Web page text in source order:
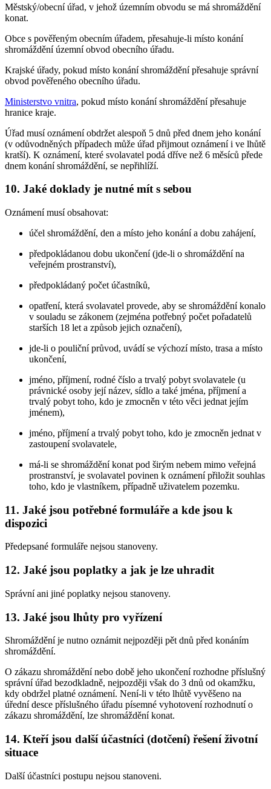
Městský/obecní úřad, v jehož územním obvodu se má shromáždění
konat.
Obce s pověřeným obecním úřadem, přesahuje-li místo konání
shromáždění územní obvod obecního úřadu.
Krajské úřady, pokud místo konání shromáždění přesahuje správní
obvod pověřeného obecního úřadu.
Ministerstvo vnitra, pokud místo konání shromáždění přesahuje
hranice kraje.
Úřad musí oznámení obdržet alespoň 5 dnů před dnem jeho konání
(v odůvodněných případech může úřad přijmout oznámení i ve lhůtě
kratší). K oznámení, které svolavatel podá dříve než 6 měsíců přede
dnem konání shromáždění, se nepřihlíží.
10. Jaké doklady je nutné mít s sebou
Oznámení musí obsahovat:
účel shromáždění, den a místo jeho konání a dobu zahájení,
předpokládanou dobu ukončení (jde-li o shromáždění na
veřejném prostranství),
předpokládaný počet účastníků,
opatření, která svolavatel provede, aby se shromáždění konalo
v souladu se zákonem (zejména potřebný počet pořadatelů
starších 18 let a způsob jejich označení),
jde-li o pouliční průvod, uvádí se výchozí místo, trasa a místo
ukončení,
jméno, příjmení, rodné číslo a trvalý pobyt svolavatele (u
právnické osoby její název, sídlo a také jména, příjmení a
trvalý pobyt toho, kdo je zmocněn v této věci jednat jejím
jménem),
jméno, příjmení a trvalý pobyt toho, kdo je zmocněn jednat v
zastoupení svolavatele,
má-li se shromáždění konat pod širým nebem mimo veřejná
prostranství, je svolavatel povinen k oznámení přiložit souhlas
toho, kdo je vlastníkem, případně uživatelem pozemku.
11. Jaké jsou potřebné formuláře a kde jsou k
dispozici
Předepsané formuláře nejsou stanoveny.
12. Jaké jsou poplatky a jak je lze uhradit
Správní ani jiné poplatky nejsou stanoveny.
13. Jaké jsou lhůty pro vyřízení
Shromáždění je nutno oznámit nejpozději pět dnů před konáním
shromáždění.
O zákazu shromáždění nebo době jeho ukončení rozhodne příslušný
správní úřad bezodkladně, nejpozději však do 3 dnů od okamžku,
kdy obdržel platné oznámení. Není-li v této lhůtě vyvěšeno na
úřední desce příslušného úřadu písemné vyhotovení rozhodnutí o
zákazu shromáždění, lze shromáždění konat.
14. Kteří jsou další účastníci (dotčení) řešení životní
situace
Další účastníci postupu nejsou stanoveni.